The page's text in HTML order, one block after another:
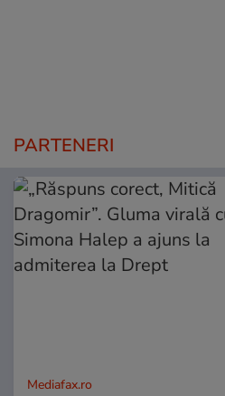
PARTENERI
Mediafax.ro